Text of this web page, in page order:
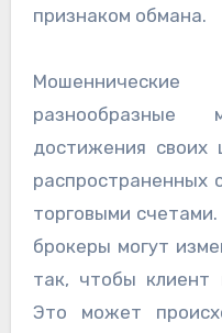
признаком обмана.
достижения своих
распространенных
торговыми
брокеры могут
так, чтобы клиент
Это может